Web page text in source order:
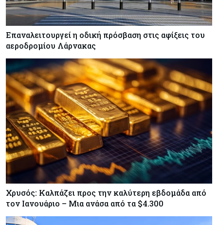
Επαναλειτουργεί η οδική πρόσβαση στις αφίξεις του
αεροδρομίου Λάρνακας
Χρυσός: Καλπάζει προς την καλύτερη εβδομάδα από
τον Ιανουάριο – Μια ανάσα από τα $4.300